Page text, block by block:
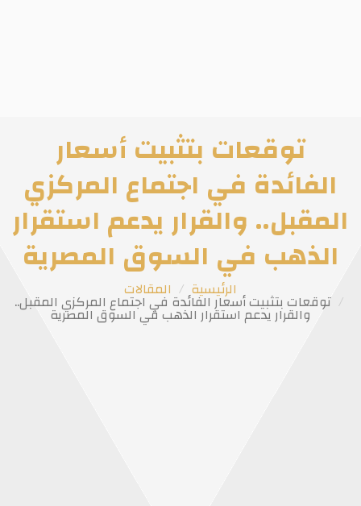
توقعات بتثبيت أسعار
الفائدة في اجتماع المركزي
المقبل.. والقرار يدعم استقرار
الذهب في السوق المصرية
الرئيسية المقالات
توقعات بتثبيت أسعار الفائدة في اجتماع المركزي المقبل..
والقرار يدعم استقرار الذهب في السوق المصرية